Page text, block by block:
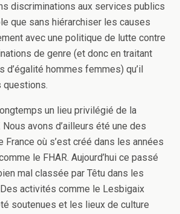
discriminations aux services publics
que sans hiérarchiser les causes
avec une politique de lutte contre
de genre (et donc en traitant
d’égalité hommes femmes) qu’il
questions.
un lieu privilégié de la
Nous avons d’ailleurs été une des
où s’est créé dans les années
le FHAR. Aujourd’hui ce passé
mal classée par Têtu dans les
activités comme le Lesbigaix
soutenues et les lieux de culture